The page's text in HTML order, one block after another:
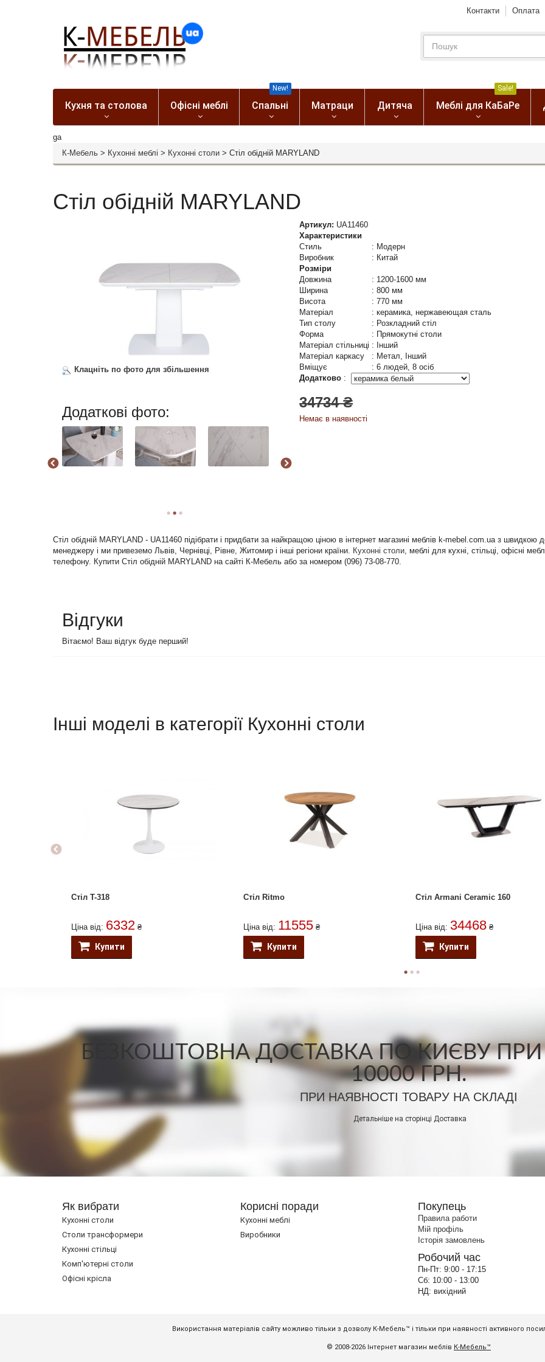
Контакти Оплата
Кухня та столова Офісні меблі Спальні
New!
Матраци Дитяча Меблі для КаБаРе
Sale!
ga
К-Мебель > Кухонні меблі > Кухонні столи > Стіл обідній MARYLAND
Стіл обідній MARYLAND
Клацніть по фото для збільшення
Додаткові фото:
Артикул: UA11460
Характеристики
Стиль
: Модерн
Виробник
: Китай
Розміри
Довжина
: 1200-1600 мм
Ширина
: 800 мм
Висота
: 770 мм
Матеріал
: керамика, нержавеющая сталь
Тип столу
: Розкладний стіл
Форма
: Прямокутні столи
Матеріал стільниці :
Інший
Матеріал каркасу
: Метал, Інший
Вміщує
: 6 людей, 8 осіб
Додатково :
34734 ₴
Немає в наявності
Стіл обідній MARYLAND - UA11460 підібрати і придбати за найкращою ціною в інтернет магазині меблів k-mebel.com.ua з
менеджеру і ми привеземо Львів, Чернівці, Рівне, Житомир і інші регіони країни. Кухонні столи, меблі для кухні, стільці, офісні
телефону. Купити Стіл обідній MARYLAND на сайті К-Мебель або за номером (096) 73-08-770.
Відгуки
Вітаємо! Ваш відгук буде перший!
Інші моделі в категорії Кухонні столи
Стіл T-318
Ціна від: 6332 ₴
Купити
Стіл Ritmo
Ціна від: 11555 ₴
Купити
Стіл Armani Ceramic 160
Ціна від: 34468 ₴
Купити
БЕЗКОШТОВНА ДОСТАВКА ПО КИЄВУ ПРИ
10000 ГРН.
ПРИ НАЯВНОСТІ ТОВАРУ НА СКЛАДІ
Детальніше на сторінці Доставка
Як вибрати
Кухонні столи
Cтоли трансформери
Кухонні стільці
Комп'ютерні столи
Офісні крісла
Корисні поради
Кухонні меблі
Виробники
Використання матеріалів сайту можливо тільки з дозволу К-Мебель™ і тільки при наявності активного
© 2008-2026 Інтернет магазин меблів К-Мебель™
Покупець
Правила работи
Мій профіль
Історія замовлень
Робочий час
Пн-Пт: 9:00 - 17:15
Сб: 10:00 - 13:00
НД: вихідний